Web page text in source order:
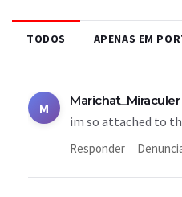
TODOS APENAS EM
M Marichat_Miraculer
im so attached to
Responder